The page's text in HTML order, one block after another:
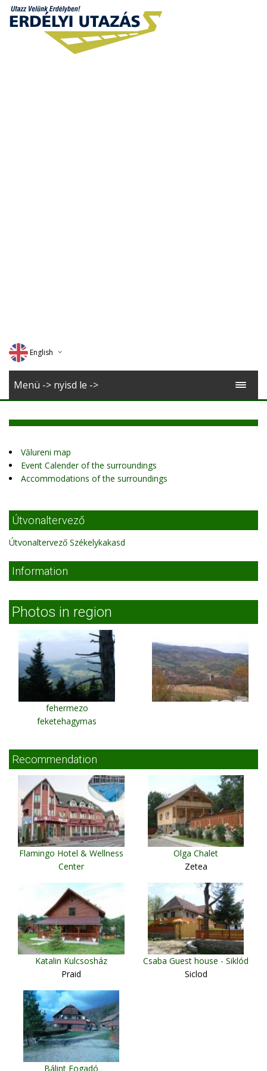
English
Deutsch
Menü -> nyisd le ->
Vălureni map
Event Calender of the surroundings
Accommodations of the surroundings
Útvonaltervező
Útvonaltervező Székelykakasd
Information
Photos in region
fehermezo
feketehagymas
Recommendation
Flamingo Hotel & Wellness
Center
Olga Chalet
Zetea
Katalin Kulcsosház
Praid
Csaba Guest house - Siklód
Siclod
Bálint Fogadó